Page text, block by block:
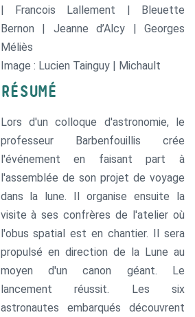
| Francois Lallement | Bleuette
Bernon | Jeanne d’Alcy | Georges
Méliès
Image : Lucien Tainguy | Michault
RÉSUMÉ
Lors d'un colloque d'astronomie, le
professeur Barbenfouillis crée
l'événement en faisant part à
l'assemblée de son projet de voyage
dans la lune. Il organise ensuite la
visite à ses confrères de l'atelier où
l'obus spatial est en chantier. Il sera
propulsé en direction de la Lune au
moyen d'un canon géant. Le
lancement réussit. Les six
astronautes embarqués découvrent